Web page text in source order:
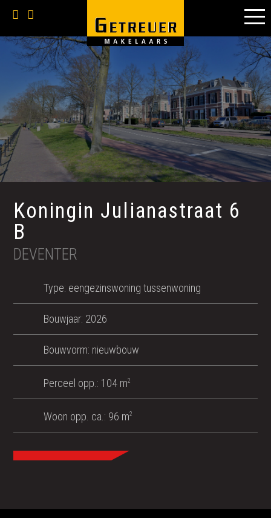
Koningin Julianastraat 6
B
DEVENTER
Type: eengezinswoning tussenwoning
Bouwjaar: 2026
Bouwvorm: nieuwbouw
Perceel opp.: 104 m2
Woon opp. ca.: 96 m2